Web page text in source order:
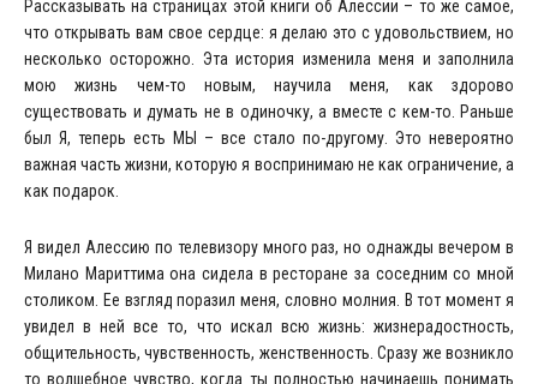
Рассказывать на страницах этой книги об Алессии – то же самое,
что открывать вам свое сердце: я делаю это с удовольствием, но
несколько осторожно. Эта история изменила меня и заполнила
мою жизнь чем-то новым, научила меня, как здорово
существовать и думать не в одиночку, а вместе с кем-то. Раньше
был Я, теперь есть МЫ – все стало по-другому. Это невероятно
важная часть жизни, которую я воспринимаю не как ограничение, а
как подарок.
Я видел Алессию по телевизору много раз, но однажды вечером в
Милано Мариттима она сидела в ресторане за соседним со мной
столиком. Ее взгляд поразил меня, словно молния. В тот момент я
увидел в ней все то, что искал всю жизнь: жизнерадостность,
общительность, чувственность, женственность. Сразу же возникло
то волшебное чувство, когда ты полностью начинаешь понимать